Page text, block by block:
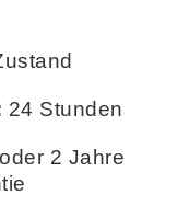
24 Stunden
2 Jahre